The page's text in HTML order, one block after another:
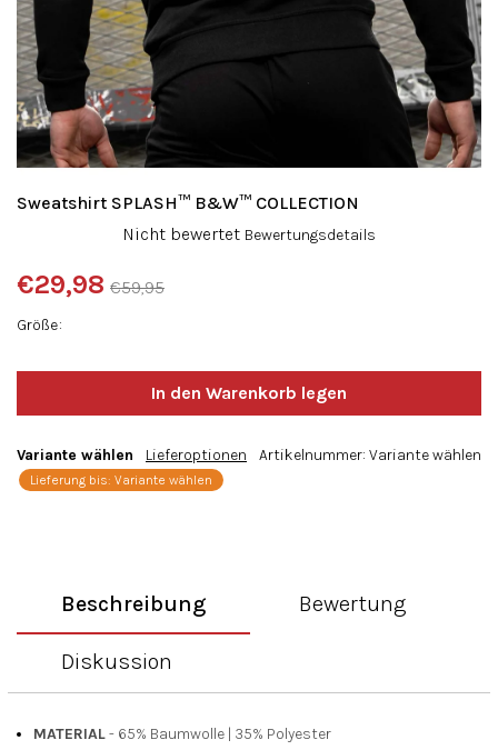
Größe
€59,95
€29,98
Variante wählen
Lieferung bis: Variante wählen
Lieferoptionen Artikelnummer: Variante wählen
Sweatshirt SPLASH™ B&W™ COLLECTION
Produktbewertung
ist
0,0
Nicht bewertet Bewertungsdetails
Beschreibung Bewertung
Diskussion
MATERIAL- 65% Baumwolle | 35% Polyester